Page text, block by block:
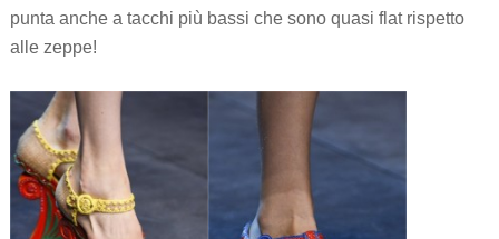
punta anche a tacchi più bassi che sono quasi flat rispetto
alle zeppe!